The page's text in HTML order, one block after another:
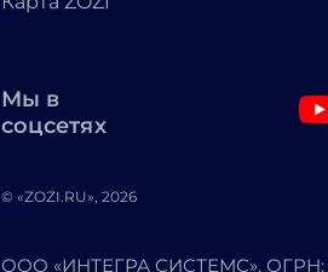
Мы в
соцсетях
© «ZOZI.RU», 2026
ООО «ИНТЕГРА СИСТЕМС». ОГРН: